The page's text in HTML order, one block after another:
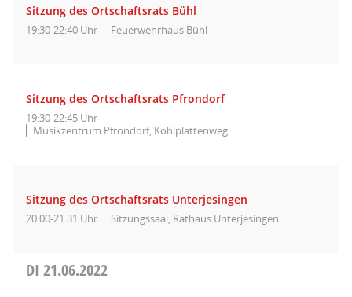
Sitzung des Ortschaftsrats Bühl
19:30-22:40 Uhr Feuerwehrhaus Bühl
Sitzung des Ortschaftsrats Pfrondorf
19:30-22:45 Uhr
Musikzentrum Pfrondorf, Kohlplattenweg
Sitzung des Ortschaftsrats Unterjesingen
20:00-21:31 Uhr Sitzungssaal, Rathaus Unterjesingen
DI 21.06.2022